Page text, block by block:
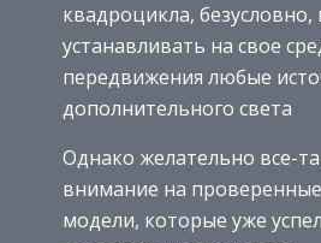
квадроцикла, безусловно,
устанавливать на свое
передвижения любые
дополнительного света
Однако желательно все-
внимание на
модели, которые уже